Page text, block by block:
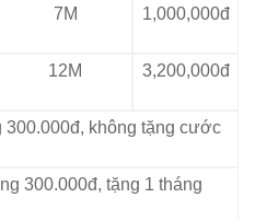
7M 1,000,000đ
12M 3,200,000đ
300.000đ, không tặng cước
300.000đ, tặng 1 tháng